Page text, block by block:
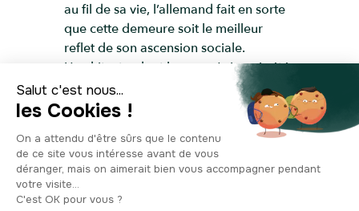
au fil de sa vie, l’allemand fait en sorte
que cette demeure soit le meilleur
reflet de son ascension sociale.
L’architecte, dont le nom n’a jamais été
confirmé, s’inspire des modèles des
palais italiens pour exaucer la
demande du futur propriétaire. Le
terrain est exigu, en pente, peu éclairé
et les travaux sont laborieux, mais que
faire, le défi est relevé. Le résultat est si
réussi que les riches propriétaires